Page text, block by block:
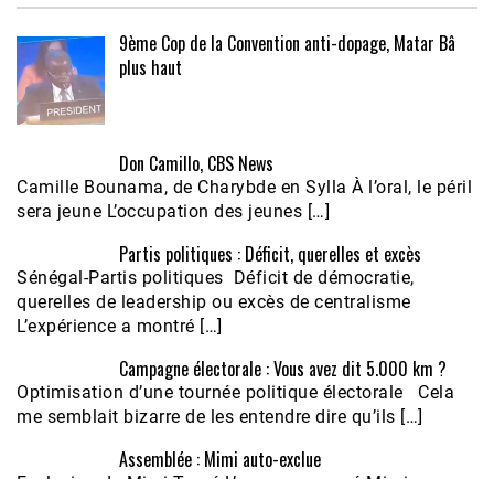
9ème Cop de la Convention anti-dopage, Matar Bâ
plus haut
Don Camillo, CBS News
Camille Bounama, de Charybde en Sylla À l’oral, le péril
sera jeune L’occupation des jeunes […]
Partis politiques : Déficit, querelles et excès
Sénégal-Partis politiques Déficit de démocratie,
querelles de leadership ou excès de centralisme
L’expérience a montré […]
Campagne électorale : Vous avez dit 5.000 km ?
Optimisation d’une tournée politique électorale Cela
me semblait bizarre de les entendre dire qu’ils […]
Assemblée : Mimi auto-exclue